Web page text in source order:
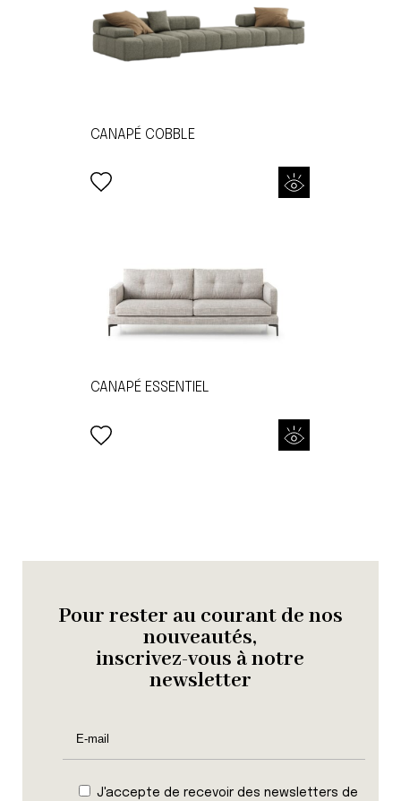
CANAPÉ COBBLE
CANAPÉ ESSENTIEL
Pour rester au courant de nos
nouveautés,
inscrivez-vous à notre
newsletter
J'accepte de recevoir des newsletters de